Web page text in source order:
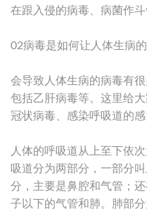
在跟入侵的病毒、病菌作斗
02病毒是如何让人体生病的
会导致人体生病的病毒有
包括乙肝病毒等。这里给
冠状病毒、感染呼吸道的
人体的呼吸道从上至下依
吸道分为两部分，一部分
分，主要是鼻腔和气管；
子以下的气管和肺。肺部